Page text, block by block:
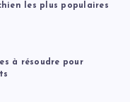
les plus populaires
à résoudre pour